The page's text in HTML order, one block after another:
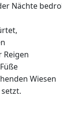
Nächte
Wiesen